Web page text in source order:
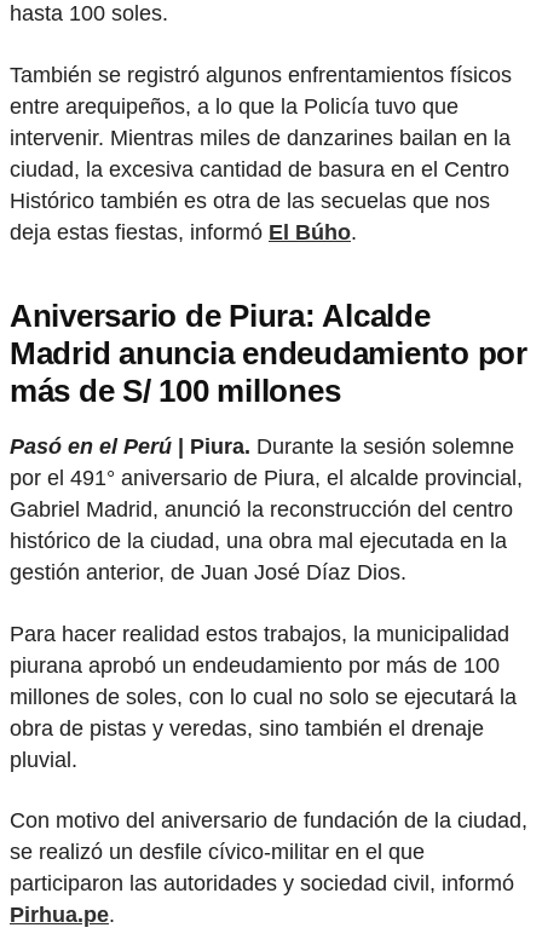
hasta 100 soles.
También se registró algunos enfrentamientos físicos
entre arequipeños, a lo que la Policía tuvo que
intervenir. Mientras miles de danzarines bailan en la
ciudad, la excesiva cantidad de basura en el Centro
Histórico también es otra de las secuelas que nos
deja estas fiestas, informó El Búho.
Aniversario de Piura: Alcalde
Madrid anuncia endeudamiento por
más de S/ 100 millones
Pasó en el Perú | Piura. Durante la sesión solemne
por el 491° aniversario de Piura, el alcalde provincial,
Gabriel Madrid, anunció la reconstrucción del centro
histórico de la ciudad, una obra mal ejecutada en la
gestión anterior, de Juan José Díaz Dios.
Para hacer realidad estos trabajos, la municipalidad
piurana aprobó un endeudamiento por más de 100
millones de soles, con lo cual no solo se ejecutará la
obra de pistas y veredas, sino también el drenaje
pluvial.
Con motivo del aniversario de fundación de la ciudad,
se realizó un desfile cívico-militar en el que
participaron las autoridades y sociedad civil, informó
Pirhua.pe.